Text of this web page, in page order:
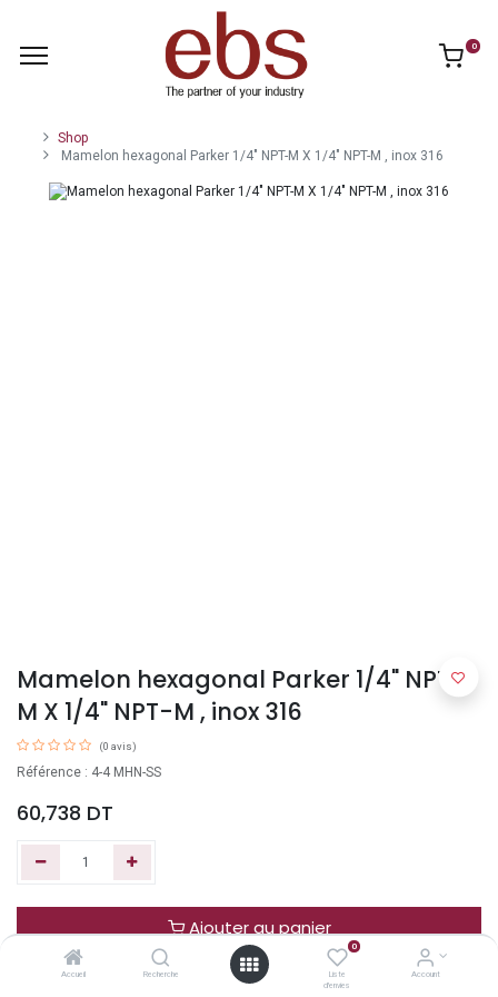
Accueil Recherche
0
Liste
d'envies
Account
0
Shop
Mamelon hexagonal Parker 1/4" NPT-M X 1/4" NPT-M , inox 316
Mamelon hexagonal Parker 1/4" NPT-
M X 1/4" NPT-M , inox 316
(0 avis)
Référence : 4-4 MHN-SS
60,738 DT
Ajouter au panier
Acheter maintenant